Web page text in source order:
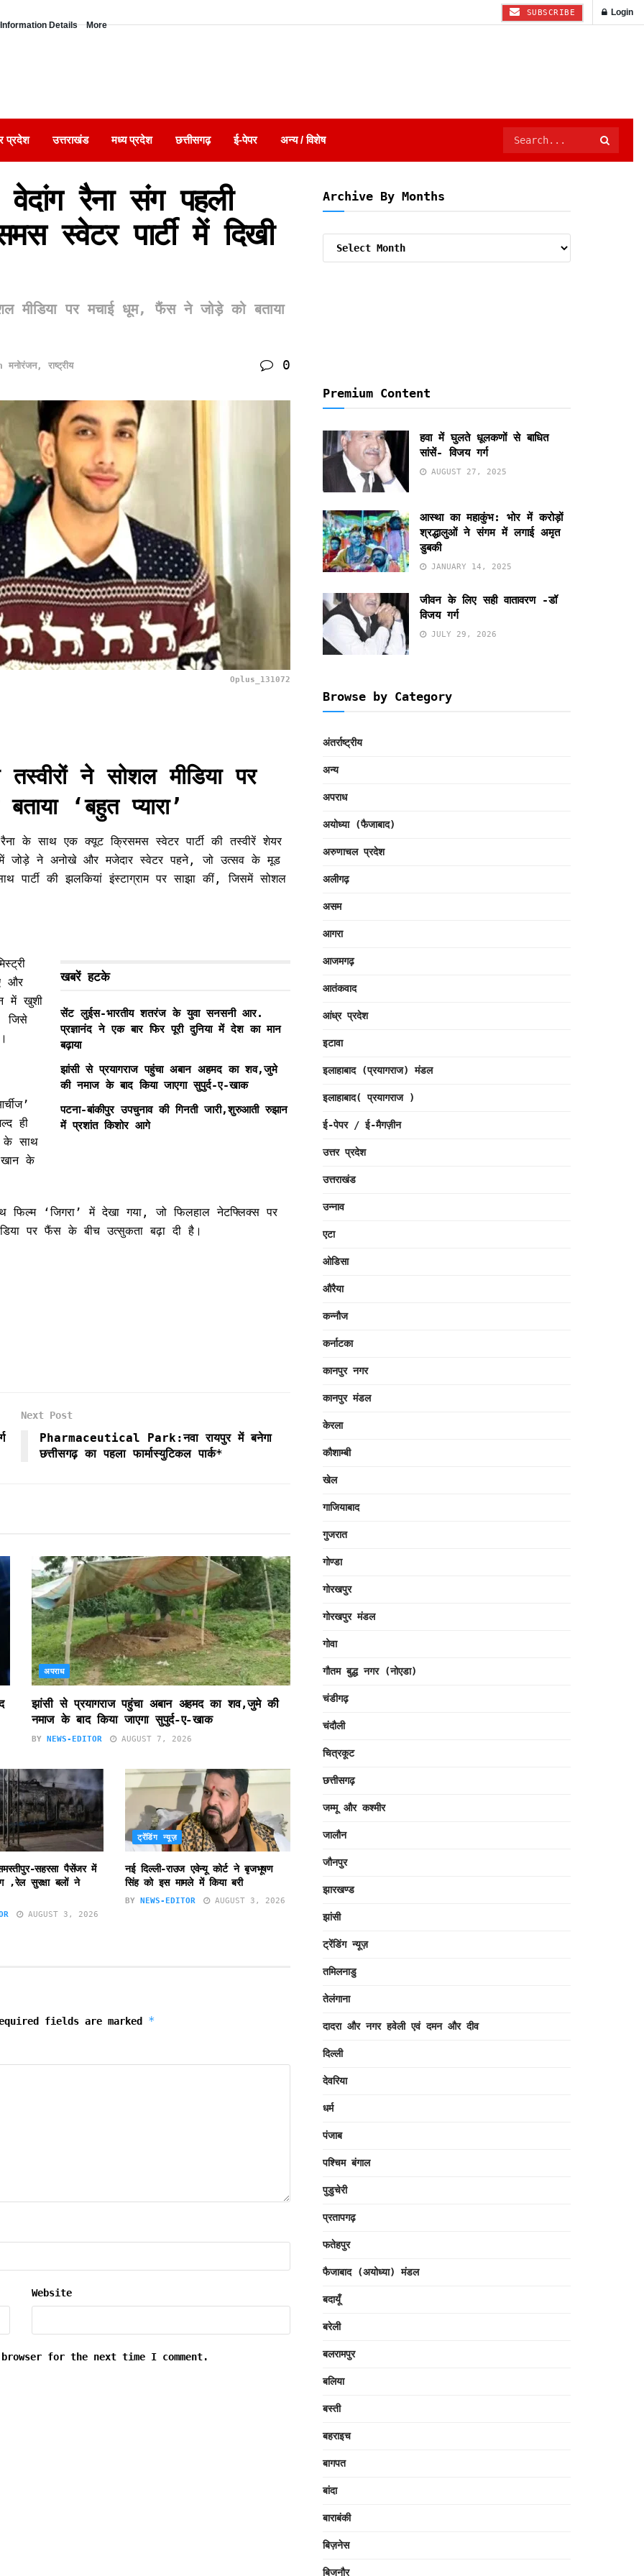
Details More
SUBSCRIBE Login
प्रदेश उत्तराखंड मध्य प्रदेश छत्तीसगढ़ ई-पेपर अन्य / विशेष
रैना संग पहली
स्वेटर पार्टी में दिखी
मीडिया पर मचाई धूम, फैंस ने जोड़े को बताया
मनोरंजन, राष्ट्रीय 0
Oplus_131072
ने सोशल मीडिया पर
‘बहुत प्यारा’
के साथ एक क्यूट क्रिसमस स्वेटर पार्टी की तस्वीरें शेयर
में जोड़े ने अनोखे और मजेदार स्वेटर पहने, जो उत्सव के मूड
की झलकियां इंस्टाग्राम पर साझा कीं, जिसमें सोशल
खबरें हटके
सेंट लुईस-भारतीय शतरंज के युवा सनसनी आर.
प्रज्ञानंद ने एक बार फिर पूरी दुनिया में देश का मान
बढ़ाया
झांसी से प्रयागराज पहुंचा अबान अहमद का शव,जुमे
की नमाज के बाद किया जाएगा सुपुर्द-ए-खाक
पटना-बांकीपुर उपचुनाव की गिनती जारी,शुरुआती रुझान
में प्रशांत किशोर आगे
और
में खुशी
जिसे
ही
के साथ
खान के
‘जिगरा’ में देखा गया, जो फिलहाल नेटफ्लिक्स पर
पर फैंस के बीच उत्सुकता बढ़ा दी है।
Next Post
Pharmaceutical Park:नवा रायपुर में बनेगा
छत्तीसगढ़ का पहला फार्मास्युटिकल पार्क*
अपराध
झांसी से प्रयागराज पहुंचा अबान अहमद का शव,जुमे की
नमाज के बाद किया जाएगा सुपुर्द-ए-खाक
BY NEWS-EDITOR AUGUST 7, 2026
सहरसा पैसेंजर में
,रेल सुरक्षा बलों ने
AUGUST 3, 2026
ट्रेंडिंग न्यूज़
नई दिल्ली-राउज एवेन्यू कोर्ट ने बृजभूषण
सिंह को इस मामले में किया बरी
BY NEWS-EDITOR AUGUST 3, 2026
fields are marked *
Website
for the next time I comment.
Archive By Months
Premium Content
हवा में घुलते धूलकणों से बाधित
सांसें- विजय गर्ग
AUGUST 27, 2025
आस्था का महाकुंभ: भोर में करोड़ों
श्रद्धालुओं ने संगम में लगाई अमृत
डुबकी
JANUARY 14, 2025
जीवन के लिए सही वातावरण -डॉ
विजय गर्ग
JULY 29, 2026
Browse by Category
अंतर्राष्ट्रीय
अन्य
अपराध
अयोध्या (फैजाबाद)
अरुणाचल प्रदेश
अलीगढ़
असम
आगरा
आजमगढ़
आतंकवाद
आंध्र प्रदेश
इटावा
इलाहाबाद (प्रयागराज) मंडल
इलाहाबाद( प्रयागराज )
ई-पेपर / ई-मैगज़ीन
उत्तर प्रदेश
उत्तराखंड
उन्नाव
एटा
ओडिसा
औरैया
कन्नौज
कर्नाटका
कानपुर नगर
कानपुर मंडल
केरला
कौशाम्बी
खेल
गाजियाबाद
गुजरात
गोण्डा
गोरखपुर
गोरखपुर मंडल
गोवा
गौतम बुद्ध नगर (नोएडा)
चंडीगढ़
चंदौली
चित्रकूट
छत्तीसगढ़
जम्मू और कश्मीर
जालौन
जौनपुर
झारखण्ड
झांसी
ट्रेंडिंग न्यूज़
तमिलनाडु
तेलंगाना
दादरा और नगर हवेली एवं दमन और दीव
दिल्ली
देवरिया
धर्म
पंजाब
पश्चिम बंगाल
पुडुचेरी
प्रतापगढ़
फतेहपुर
फैजाबाद (अयोध्या) मंडल
बदायूँ
बरेली
बलरामपुर
बलिया
बस्ती
बहराइच
बागपत
बांदा
बाराबंकी
बिज़नेस
बिजनौर